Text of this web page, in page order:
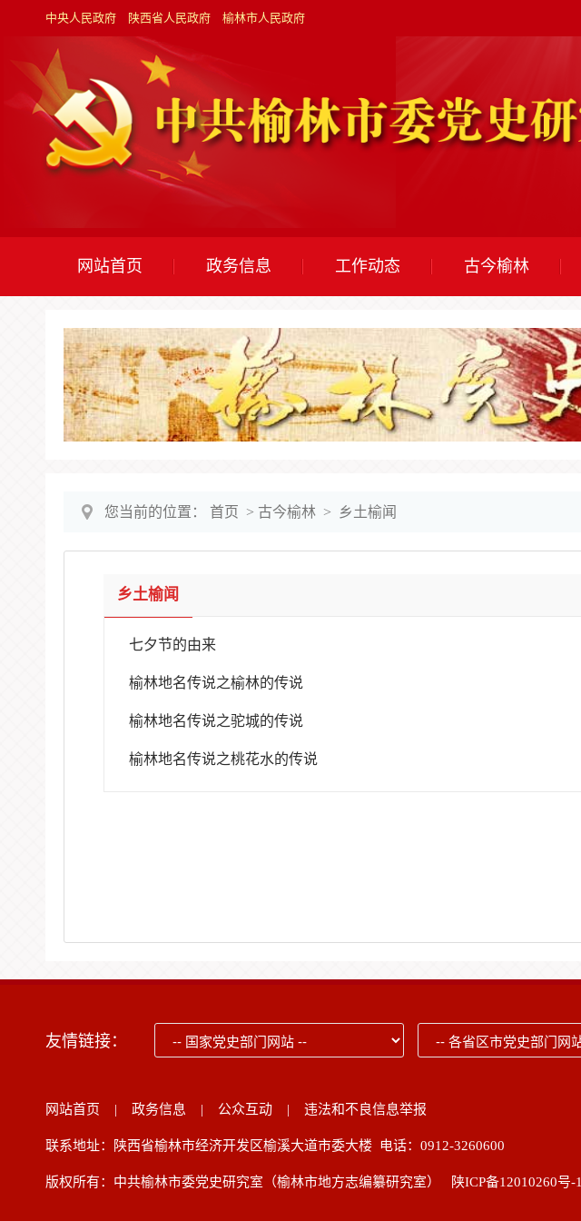
中央人民政府 陕西省人民政府 榆林市人民政府
网站首页 政务信息 工作动态 古今榆林
您当前的位置： 首页 > 古今榆林 > 乡土榆闻
乡土榆闻
七夕节的由来
榆林地名传说之榆林的传说
榆林地名传说之驼城的传说
榆林地名传说之桃花水的传说
友情链接：
网站首页 | 政务信息 | 公众互动 | 违法和不良信息举报
联系地址：陕西省榆林市经济开发区榆溪大道市委大楼 电话：0912-3260600
版权所有：中共榆林市委党史研究室（榆林市地方志编纂研究室）
陕ICP备12010260号-1